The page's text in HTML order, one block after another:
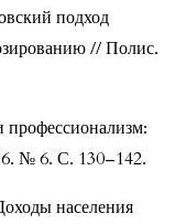
подход
// Полис.
№ 6. С. 130–142.
населения